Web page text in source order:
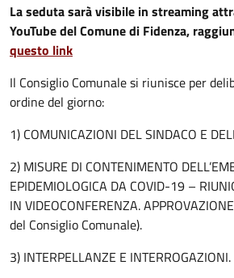
La seduta sarà visibile in streaming
YouTube del Comune di Fidenza,
questo link
Il Consiglio Comunale si riunisce per
ordine del giorno:
1) COMUNICAZIONI DEL SINDACO E
2) MISURE DI CONTENIMENTO
EPIDEMIOLOGICA DA COVID-19 –
IN VIDEOCONFERENZA.
del Consiglio Comunale).
3) INTERPELLANZE E INTERROGAZIONI.